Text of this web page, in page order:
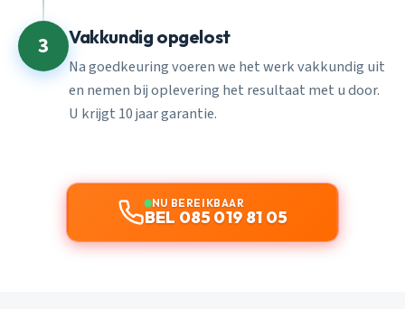
3 Vakkundig opgelost
Na goedkeuring voeren we het werk vakkundig uit
en nemen bij oplevering het resultaat met u door.
U krijgt 10 jaar garantie.
NU BEREIKBAAR
BEL 085 019 81 05